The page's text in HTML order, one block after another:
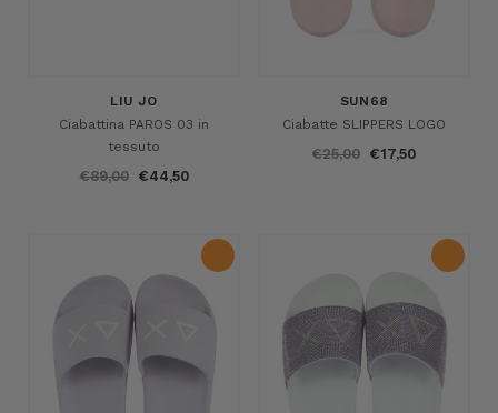
LIU JO
Ciabattina PAROS 03 in
tessuto
€89,00 €44,50
SUN68
Ciabatte SLIPPERS LOGO
€25,00 €17,50